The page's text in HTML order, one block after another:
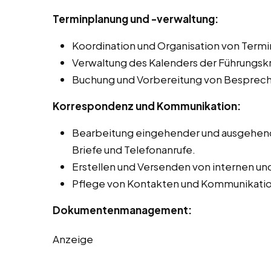
Terminplanung und -verwaltung:
Koordination und Organisation von
Verwaltung des Kalenders der
Buchung und Vorbereitung von
Korrespondenz und Kommunikation:
Bearbeitung eingehender und
Briefe und Telefonanrufe.
Erstellen und Versenden von internen
Pflege von Kontakten und
Dokumentenmanagement:
Anzeige